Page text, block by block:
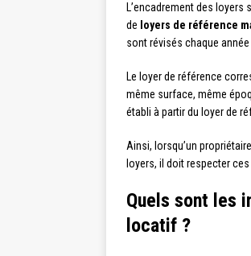
L’encadrement des loyers
de loyers de référence
sont révisés chaque année
Le loyer de référence
même surface, même
établi à partir du loyer de
Ainsi, lorsqu’un
loyers, il doit respecter
Quels sont les
locatif ?